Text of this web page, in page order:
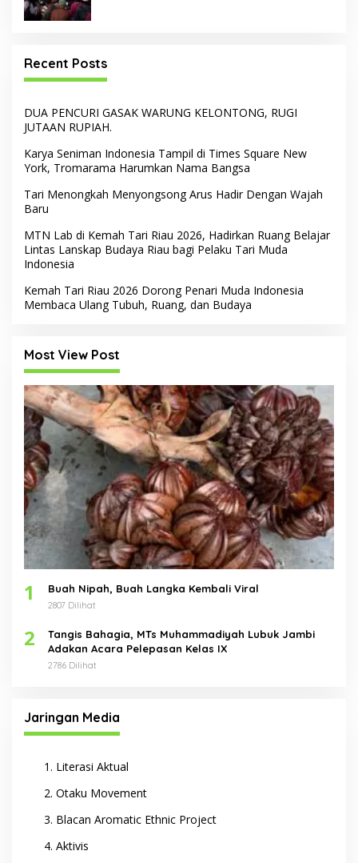
Recent Posts
DUA PENCURI GASAK WARUNG KELONTONG, RUGI
JUTAAN RUPIAH.
Karya Seniman Indonesia Tampil di Times Square New
York, Tromarama Harumkan Nama Bangsa
Tari Menongkah Menyongsong Arus Hadir Dengan Wajah
Baru
MTN Lab di Kemah Tari Riau 2026, Hadirkan Ruang Belajar
Lintas Lanskap Budaya Riau bagi Pelaku Tari Muda
Indonesia
Kemah Tari Riau 2026 Dorong Penari Muda Indonesia
Membaca Ulang Tubuh, Ruang, dan Budaya
Most View Post
1 Buah Nipah, Buah Langka Kembali Viral
2807 Dilihat
2
Tangis Bahagia, MTs Muhammadiyah Lubuk Jambi
Adakan Acara Pelepasan Kelas IX
2786 Dilihat
Jaringan Media
Literasi Aktual
Otaku Movement
Blacan Aromatic Ethnic Project
Aktivis